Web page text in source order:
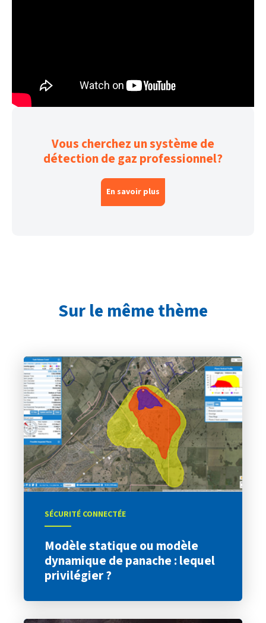
Vous cherchez un système de
détection de gaz professionnel?
En savoir plus
Sur le même thème
SÉCURITÉ CONNECTÉE
Modèle statique ou modèle
dynamique de panache : lequel
privilégier ?